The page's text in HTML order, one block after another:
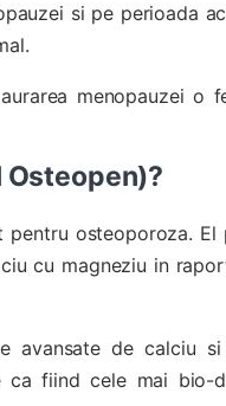
si pe perioada
menopauzei o
?
osteoporoza. El
cu magneziu in
avansate de calciu
ca fiind cele mai bio-